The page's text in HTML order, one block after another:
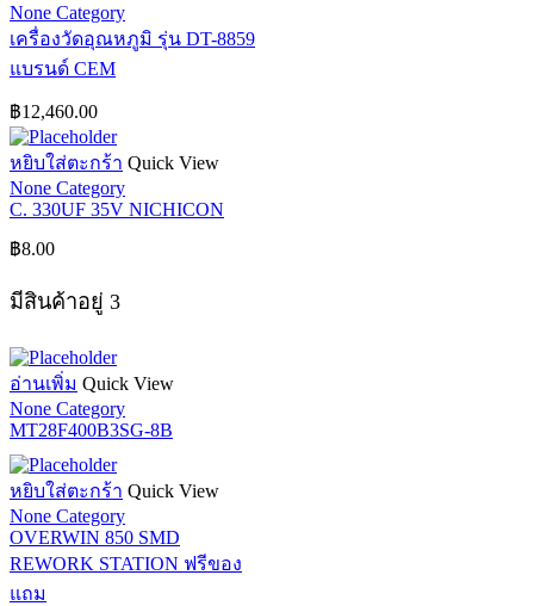
None Category
เครื่องวัดอุณหภูมิ รุ่น DT-8859
แบรนด์ CEM
฿12,460.00
หยิบใส่ตะกร้า Quick View
None Category
C. 330UF 35V NICHICON
฿8.00
มีสินค้าอยู่ 3
อ่านเพิ่ม Quick View
None Category
MT28F400B3SG-8B
หยิบใส่ตะกร้า Quick View
None Category
OVERWIN 850 SMD
REWORK STATION ฟรีของ
แถม